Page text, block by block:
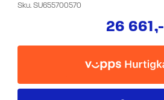
Sku.SU655700570
26 661,-